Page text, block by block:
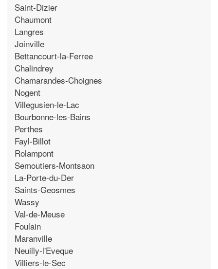
Saint-Dizier
Chaumont
Langres
Joinville
Bettancourt-la-Ferree
Chalindrey
Chamarandes-Choignes
Nogent
Villegusien-le-Lac
Bourbonne-les-Bains
Perthes
Fayl-Billot
Rolampont
Semoutiers-Montsaon
La-Porte-du-Der
Saints-Geosmes
Wassy
Val-de-Meuse
Foulain
Maranville
Neuilly-l'Eveque
Villiers-le-Sec